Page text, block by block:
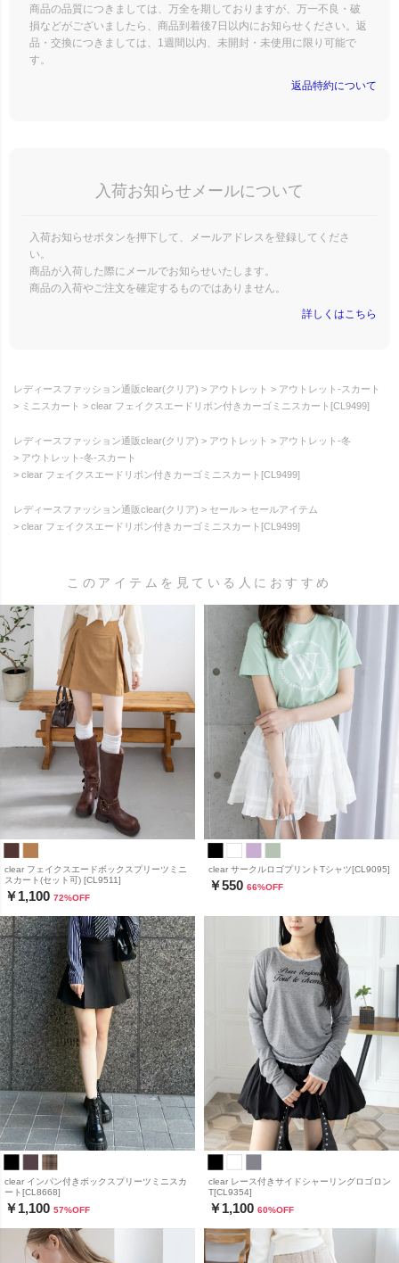
商品の品質につきましては、万全を期しておりますが、万一不良・破
損などがございましたら、商品到着後7日以内にお知らせください。返
品・交換につきましては、1週間以内、未開封・未使用に限り可能で
す。
返品特約について
入荷お知らせメールについて
入荷お知らせボタンを押下して、メールアドレスを登録してくださ
い。
商品が入荷した際にメールでお知らせいたします。
商品の入荷やご注文を確定するものではありません。
詳しくはこちら
レディースファッション通販clear(クリア) アウトレット
アウトレット-スカート
ミニスカート
clear フェイクスエードリボン付きカーゴミニスカート[CL9499]
レディースファッション通販clear(クリア) アウトレット
アウトレット-冬
アウトレット-冬-スカート
clear フェイクスエードリボン付きカーゴミニスカート[CL9499]
レディースファッション通販clear(クリア) セール
セールアイテム
clear フェイクスエードリボン付きカーゴミニスカート[CL9499]
このアイテムを見ている人におすすめ
clear フェイクスエードボックスプリーツミニ
スカート(セット可) [CL9511]
￥1,100 72%OFF
clear サークルロゴプリントTシャツ[CL9095]
￥550 66%OFF
clear インパン付きボックスプリーツミニスカ
ート[CL8668]
￥1,100 57%OFF
clear レース付きサイドシャーリングロゴロン
T[CL9354]
￥1,100 60%OFF